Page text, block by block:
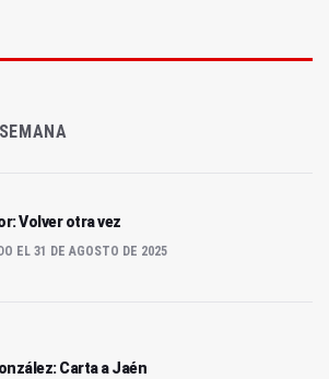
Volver otra vez
EL 31 DE AGOSTO DE 2025
Carta a Jaén